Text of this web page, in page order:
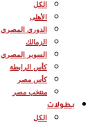
الكل
الأهلى
الدوري المصري
الزمالك
السوبر المصري
كأس الرابطة
كأس مصر
منتخب مصر
بطولات
الكل